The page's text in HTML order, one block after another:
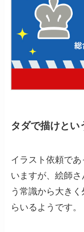
タダで描けとい
イラスト依頼で
いますが、絵師
う常識から大き
らいるようです。